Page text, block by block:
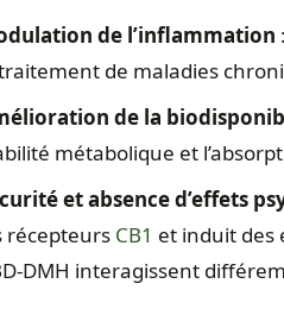
de l’inflammation
de maladies
de la
métabolique et
et absence d’effets
récepteurs CB1 et induit des
DMH interagissent